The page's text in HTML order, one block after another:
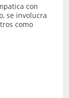
con
se involucra
como